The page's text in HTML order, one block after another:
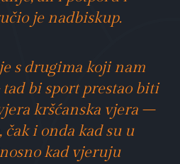
je nadbiskup.
s drugima koji nam
bi sport prestao biti
kršćanska vjera –
čak i onda kad su u
kad vjeruju